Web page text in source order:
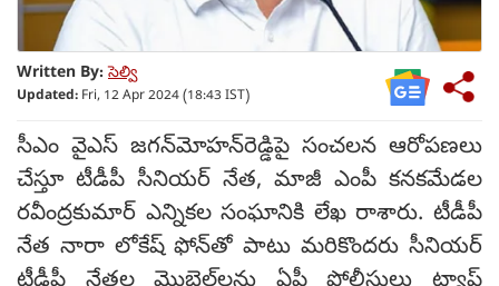
Written By: సెల్వి
Updated: Fri, 12 Apr 2024 (18:43 IST)
సీఎం వైఎస్‌ జగన్‌మోహన్‌రెడ్డిపై సంచలన ఆరోపణలు
చేస్తూ టీడీపీ సీనియర్‌ నేత, మాజీ ఎంపీ కనకమేడల
రవీంద్రకుమార్‌ ఎన్నికల సంఘానికి లేఖ రాశారు. టీడీపీ
నేత నారా లోకేష్‌ ఫోన్‌తో పాటు మరికొందరు సీనియర్‌